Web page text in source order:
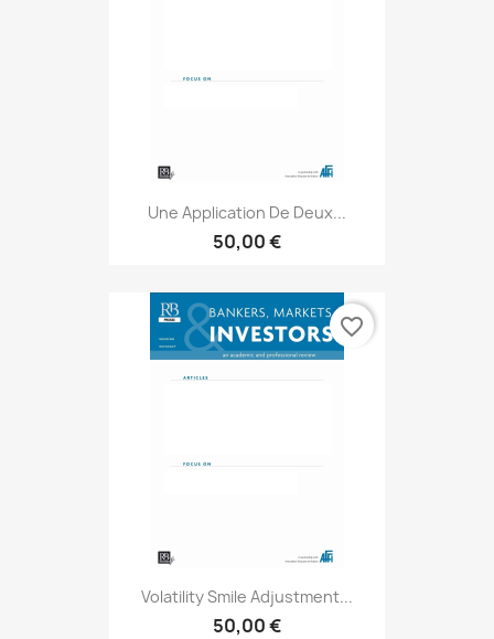
Une Application De Deux...
50,00 €
Volatility Smile Adjustment...
50,00 €
favorite_border